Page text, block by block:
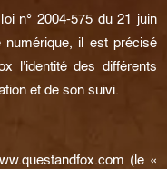
n° 2004-575 du 21 juin
il est précisé
l'identité des différents
et de son suivi.
(le «